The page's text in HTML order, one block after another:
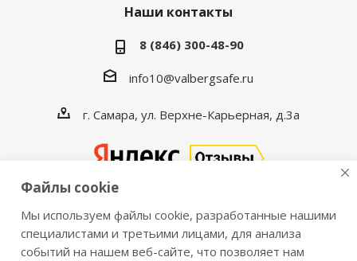
Наши контакты
8 (846) 300-48-90
info10@valbergsafe.ru
г. Самара, ул. Верхне-Карьерная, д.3а
2016-2026 © VALBERGSAFE.RU — Интернет-магазин
сейфов Valberg и металлической мебели Практик.
Файлы cookie
Мы используем файлы cookie, разработанные нашими
специалистами и третьими лицами, для анализа
событий на нашем веб-сайте, что позволяет нам